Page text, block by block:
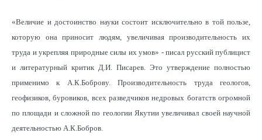
«Величие и достоинство науки состоит исключительно в той пользе,
которую она приносит людям, увеличивая производительность их
труда и укрепляя природные силы их умов» - писал русский публицист
и литературный критик Д.И. Писарев. Это утверждение полностью
применимо к А.К.Боброву. Производительность труда геологов,
геофизиков, буровиков, всех разведчиков недровых богатств огромной
по площади и сложной по геологии Якутии увеличивал своей научной
деятельностью А.К.Бобров.